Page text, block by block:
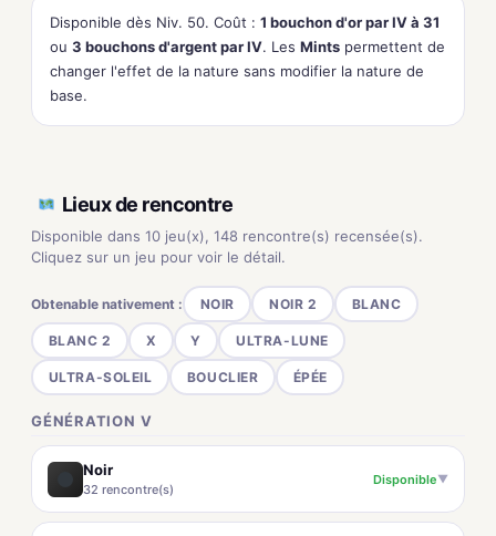
Disponible dès Niv. 50. Coût : 1 bouchon d'or par IV à 31
ou 3 bouchons d'argent par IV. Les Mints permettent de
changer l'effet de la nature sans modifier la nature de
base.
Lieux de rencontre
Disponible dans 10 jeu(x), 148 rencontre(s) recensée(s).
Cliquez sur un jeu pour voir le détail.
Obtenable nativement : NOIR NOIR 2 BLANC
BLANC 2 X Y ULTRA-LUNE
ULTRA-SOLEIL BOUCLIER ÉPÉE
GÉNÉRATION V
Noir
32 rencontre(s)
Disponible▼